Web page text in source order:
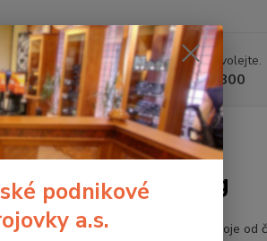
Nevíte si rady? Zavolejte.
+420 225 375 800
Bellot 7,62x54R SP 11,7g
SP 11,7g
Kvalitní kulové náboje
podnikové
a.s.